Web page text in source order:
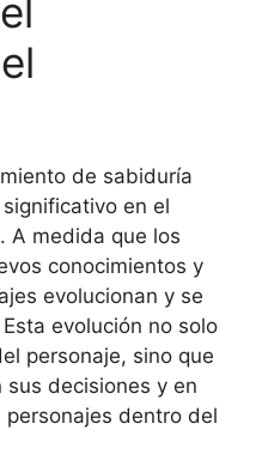
de sabiduría
en el
A medida que los
conocimientos y
evolucionan y se
evolución no solo
personaje, sino que
decisiones y en
dentro del